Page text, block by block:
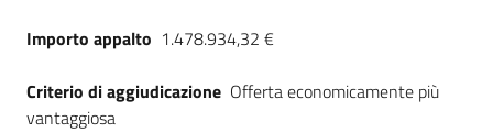
Importo appalto 1.478.934,32 €
Criterio di aggiudicazione Offerta economicamente più
vantaggiosa